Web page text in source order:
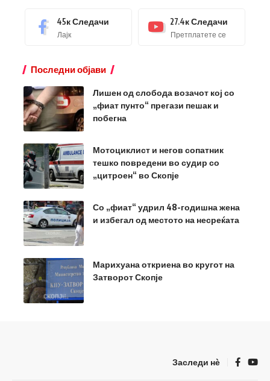
45кСледачи
Лајк
27.4кСледачи
Претплатете се
Последни објави
Лишен од слобода возачот кој со
„фиат пунто“ прегази пешак и
побегна
Мотоциклист и негов сопатник
тешко повредени во судир со
„цитроен“ во Скопје
Со „фиат“ удрил 48-годишна жена
и избегал од местото на несреќата
Марихуана откриена во кругот на
Затворот Скопје
Заследи нѐ